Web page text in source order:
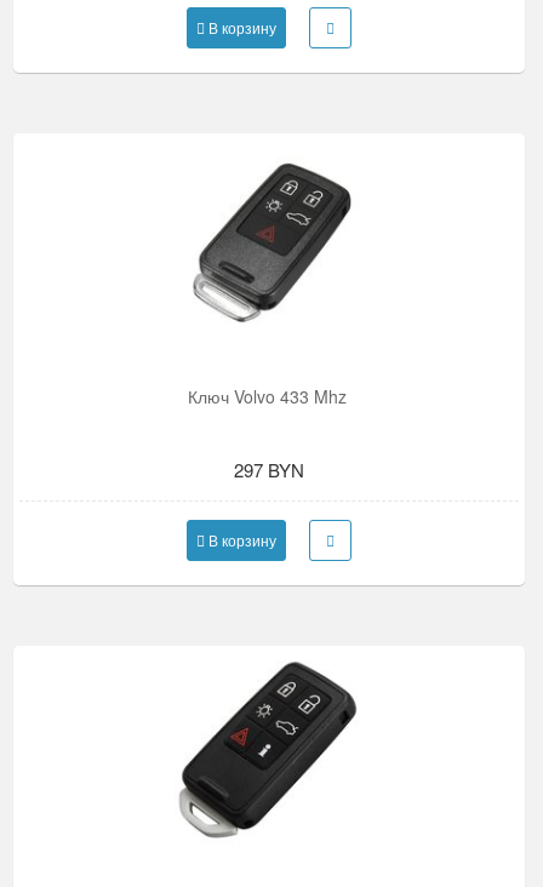
В корзину
Ключ Volvo 433 Mhz
297 BYN
В корзину